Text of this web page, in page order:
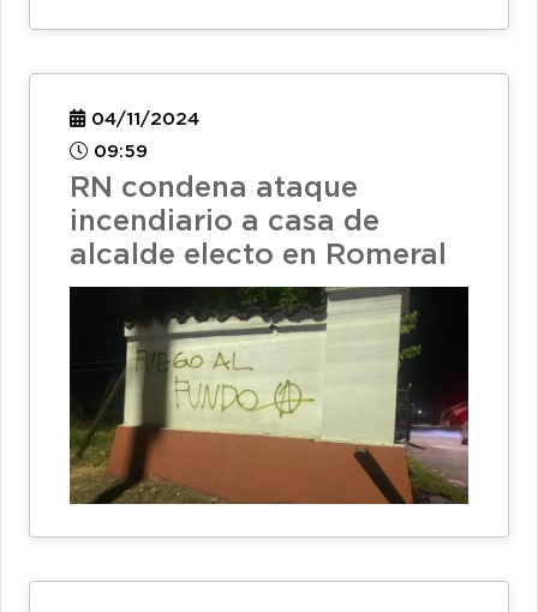
04/11/2024
09:59
RN condena ataque
incendiario a casa de
alcalde electo en Romeral